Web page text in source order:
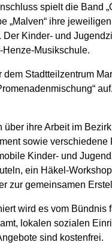
spielt die Band
„Malven“ ihre
Kinder- und
Musikschule.
Stadtteilzentrum
ihre Arbeit im
sowie
Kinder- und
ein Häkel-
zur gemeinsamen
wird es vom Bündnis
lokalen sozialen
sind kostenfrei.